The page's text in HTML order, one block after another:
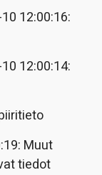
12:00:16:
12:00:14:
Muut
tiedot